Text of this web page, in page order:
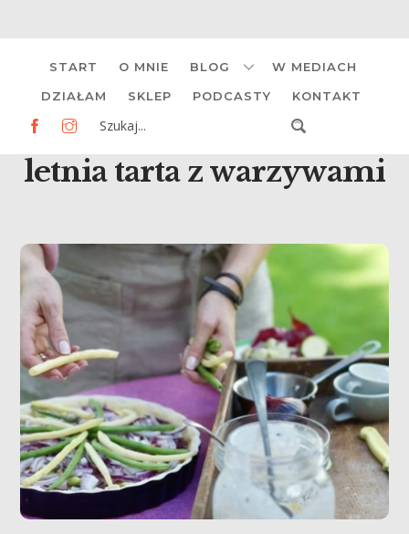
content
START O MNIE BLOG W MEDIACH
DZIAŁAM SKLEP PODCASTY KONTAKT
letnia tarta z warzywami